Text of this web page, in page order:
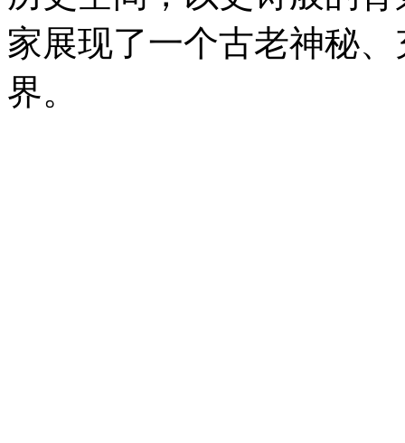
家展现了一个古老神秘
界。